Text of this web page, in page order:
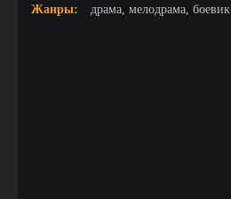
Жанры:
драма, мелодрама, боевик